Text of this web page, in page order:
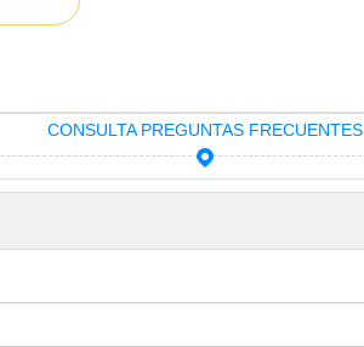
CONSULTA PREGUNTAS FRECUENTES